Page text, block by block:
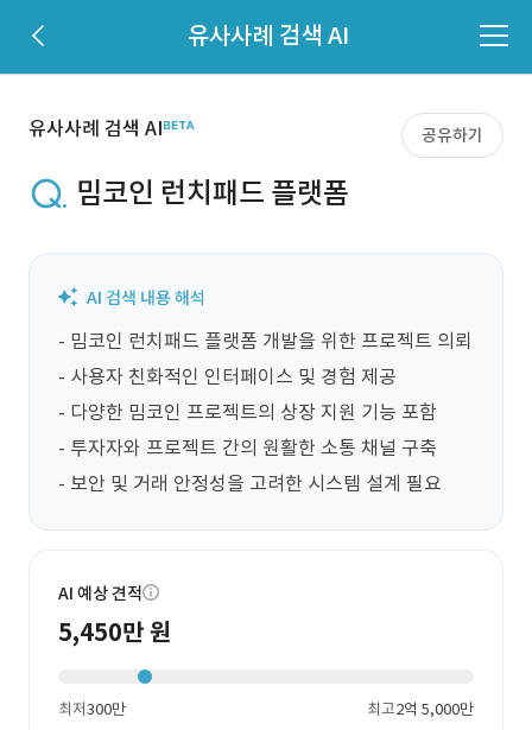
유사사례 검색 AI
유사사례 검색 AI 공유하기
밈코인 런치패드 플랫폼
- 밈코인 런치패드 플랫폼 개발을 위한 프로젝트 의뢰
- 사용자 친화적인 인터페이스 및 경험 제공
- 다양한 밈코인 프로젝트의 상장 지원 기능 포함
- 투자자와 프로젝트 간의 원활한 소통 채널 구축
- 보안 및 거래 안정성을 고려한 시스템 설계 필요
AI 예상 견적
5,450만 원
최저300만 최고2억 5,000만